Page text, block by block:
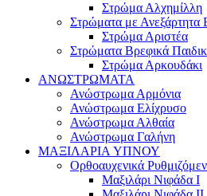
Στρώμα Αλχημίλλη
Στρώματα με Ανεξάρτητα
Στρώμα Αριστέα
Στρώματα Βρεφικά
Στρώμα Αρκουδάκι
ΑΝΩΣΤΡΩΜΑΤΑ
Ανώστρωμα Αρμόνια
Ανώστρωμα Ελίχρυσο
Ανώστρωμα Αλθαία
Ανώστρωμα Γαλήνη
ΜΑΞΙΛΑΡΙΑ YΠΝΟΥ
Ορθοαυχενικά
Mαξιλάρι Νιφάδα Ι